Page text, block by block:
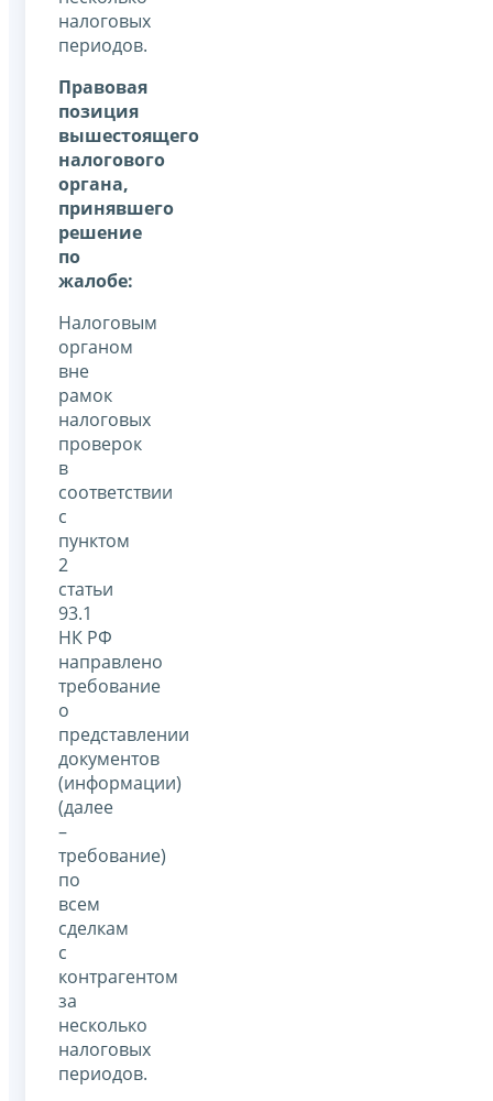
налоговых
периодов.
Правовая
позиция
вышестоящего
налогового
органа,
принявшего
решение
по
жалобе:
Налоговым
органом
вне
рамок
налоговых
проверок
в
соответствии
с
пунктом
2
статьи
93.1
НК РФ
направлено
требование
о
представлении
документов
(информации)
(далее
–
требование)
по
всем
сделкам
с
контрагентом
за
несколько
налоговых
периодов.